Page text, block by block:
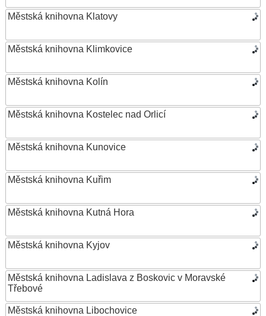
Městská knihovna Klatovy
Městská knihovna Klimkovice
Městská knihovna Kolín
Městská knihovna Kostelec nad Orlicí
Městská knihovna Kunovice
Městská knihovna Kuřim
Městská knihovna Kutná Hora
Městská knihovna Kyjov
Městská knihovna Ladislava z Boskovic v Moravské
Třebové
Městská knihovna Libochovice